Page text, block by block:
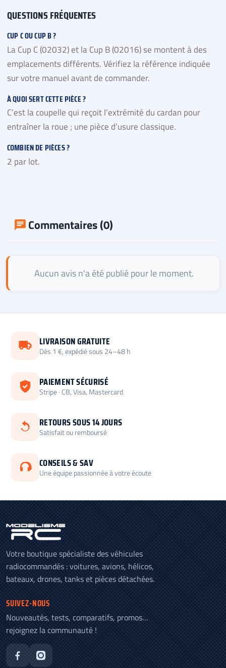
QUESTIONS FRÉQUENTES
CUP C OU CUP B ?
La Cup C (02032) et la Cup B (02016) se montent à des
emplacements différents. Vérifiez la référence indiquée
sur votre manuel avant de commander.
À QUOI SERT CETTE PIÈCE ?
C’est la coupelle qui reçoit l’extrémité du cardan pour
entraîner la roue ; une pièce d’usure classique.
COMBIEN DE PIÈCES ?
2 par lot.
Commentaires (0)
Aucun avis n'a été publié pour le moment.
LIVRAISON GRATUITE
Dès 1 €, expédié sous 24–48 h
PAIEMENT SÉCURISÉ
Stripe · CB, Visa, Mastercard
RETOURS SOUS 14 JOURS
Satisfait ou remboursé
CONSEILS & SAV
Une équipe passionnée à votre écoute
Votre boutique spécialiste des véhicules
radiocommandés : voitures, avions, hélicos,
bateaux, drones, tanks et pièces détachées.
SUIVEZ-NOUS
Nouveautés, tests, comparatifs, promos…
rejoignez la communauté !